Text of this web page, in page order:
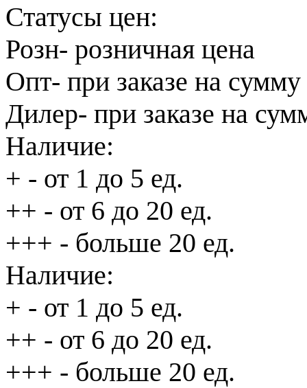
Статусы цен:
Розн- розничная цена
Опт- при заказе на
Дилер- при заказе на
Наличие:
+ - от 1 до 5 ед.
++ - от 6 до 20 ед.
+++ - больше 20 ед.
Наличие:
+ - от 1 до 5 ед.
++ - от 6 до 20 ед.
+++ - больше 20 ед.